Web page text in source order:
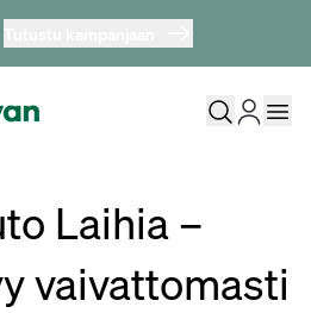
Laihia –
vaivattomasti